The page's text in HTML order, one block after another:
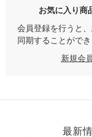
お気に入り商
会員登録を行うと
同期することができ
新規会
最新